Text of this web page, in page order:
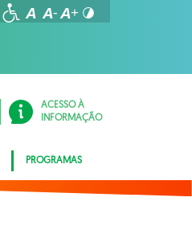
ACESSO À
INFORMAÇÃO
PROGRAMAS